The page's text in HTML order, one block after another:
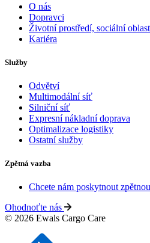
O nás
Dopravci
Životní prostředí, sociální
Kariéra
Služby
Odvětví
Multimodální síť
Silniční síť
Expresní nákladní doprava
Optimalizace logistiky
Ostatní služby
Zpětná vazba
Chcete nám poskytnout
Ohodnoťte nás
© 2026 Ewals Cargo Care